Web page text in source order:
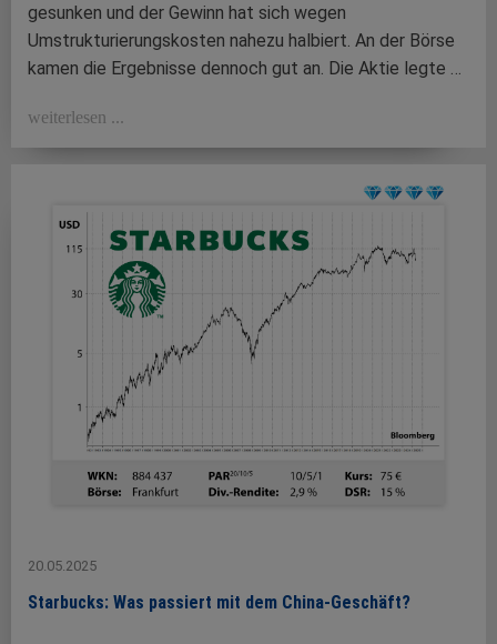
gesunken und der Gewinn hat sich wegen
Umstrukturierungskosten nahezu halbiert. An der Börse
kamen die Ergebnisse dennoch gut an. Die Aktie legte …
weiterlesen ...
20.05.2025
Starbucks: Was passiert mit dem China-Geschäft?